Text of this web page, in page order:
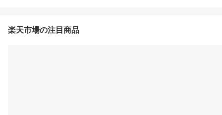
楽天市場の注目商品